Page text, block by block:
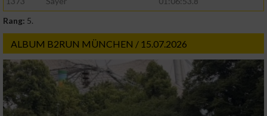
Rang: 5.
ALBUM B2RUN MÜNCHEN / 15.07.2026